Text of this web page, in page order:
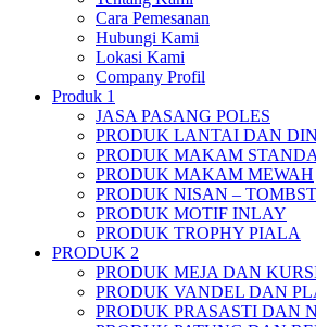
Cara Pemesanan
Hubungi Kami
Lokasi Kami
Company Profil
Produk 1
JASA PASANG POLES
PRODUK LANTAI DAN
PRODUK MAKAM
PRODUK MAKAM MEWAH
PRODUK NISAN –
PRODUK MOTIF INLAY
PRODUK TROPHY PIALA
PRODUK 2
PRODUK MEJA DAN
PRODUK VANDEL DAN
PRODUK PRASASTI DAN